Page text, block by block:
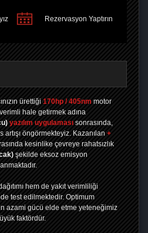
Rezervasyon Yaptırın
ürettiği 170hp / 405nm motor
hale getirmek adına
yazılım uygulaması sonrasında,
artışı öngörmekteyiz. Kazanılan +
kesinlike çevreye rahatsızlık
şekilde eksoz emisyon
hem de yakıt verimliliği
test edilmektedir. Optimum
azami gücü elde etme yeteneğimiz
faktördür.